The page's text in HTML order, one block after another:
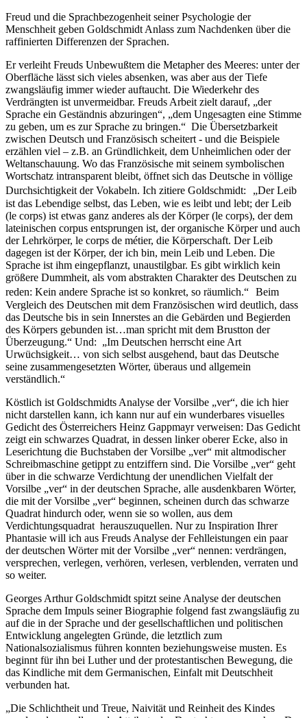
Freud und die Sprachbezogenheit seiner Psychologie der
Menschheit geben Goldschmidt Anlass zum Nachdenken über die
raffinierten Differenzen der Sprachen.
Er verleiht Freuds Unbewußtem die Metapher des Meeres: unter der
Oberfläche lässt sich vieles absenken, was aber aus der Tiefe
zwangsläufig immer wieder auftaucht. Die Wiederkehr des
Verdrängten ist unvermeidbar. Freuds Arbeit zielt darauf, „der
Sprache ein Geständnis abzuringen“, „dem Ungesagten eine Stimme
zu geben, um es zur Sprache zu bringen.“ Die Übersetzbarkeit
zwischen Deutsch und Französisch scheitert - und die Beispiele
erzählen viel – z.B. an Gründlichkeit, dem Unheimlichen oder der
Weltanschauung. Wo das Französische mit seinem symbolischen
Wortschatz intransparent bleibt, öffnet sich das Deutsche in völlige
Durchsichtigkeit der Vokabeln. Ich zitiere Goldschmidt: „Der Leib
ist das Lebendige selbst, das Leben, wie es leibt und lebt; der Leib
(le corps) ist etwas ganz anderes als der Körper (le corps), der dem
lateinischen corpus entsprungen ist, der organische Körper und auch
der Lehrkörper, le corps de métier, die Körperschaft. Der Leib
dagegen ist der Körper, der ich bin, mein Leib und Leben. Die
Sprache ist ihm eingepflanzt, unaustilgbar. Es gibt wirklich kein
größere Dummheit, als vom abstrakten Charakter des Deutschen zu
reden: Kein andere Sprache ist so konkret, so räumlich.“ Beim
Vergleich des Deutschen mit dem Französischen wird deutlich, dass
das Deutsche bis in sein Innerstes an die Gebärden und Begierden
des Körpers gebunden ist…man spricht mit dem Brustton der
Überzeugung.“ Und: „Im Deutschen herrscht eine Art
Urwüchsigkeit… von sich selbst ausgehend, baut das Deutsche
seine zusammengesetzten Wörter, überaus und allgemein
verständlich.“
Köstlich ist Goldschmidts Analyse der Vorsilbe „ver“, die ich hier
nicht darstellen kann, ich kann nur auf ein wunderbares visuelles
Gedicht des Österreichers Heinz Gappmayr verweisen: Das Gedicht
zeigt ein schwarzes Quadrat, in dessen linker oberer Ecke, also in
Leserichtung die Buchstaben der Vorsilbe „ver“ mit altmodischer
Schreibmaschine getippt zu entziffern sind. Die Vorsilbe „ver“ geht
über in die schwarze Verdichtung der unendlichen Vielfalt der
Vorsilbe „ver“ in der deutschen Sprache, alle ausdenkbaren Wörter,
die mit der Vorsilbe „ver“ beginnen, scheinen durch das schwarze
Quadrat hindurch oder, wenn sie so wollen, aus dem
Verdichtungsquadrat herauszuquellen. Nur zu Inspiration Ihrer
Phantasie will ich aus Freuds Analyse der Fehlleistungen ein paar
der deutschen Wörter mit der Vorsilbe „ver“ nennen: verdrängen,
versprechen, verlegen, verhören, verlesen, verblenden, verraten und
so weiter.
Georges Arthur Goldschmidt spitzt seine Analyse der deutschen
Sprache dem Impuls seiner Biographie folgend fast zwangsläufig zu
auf die in der Sprache und der gesellschaftlichen und politischen
Entwicklung angelegten Gründe, die letztlich zum
Nationalsozialismus führen konnten beziehungsweise musten. Es
beginnt für ihn bei Luther und der protestantischen Bewegung, die
das Kindliche mit dem Germanischen, Einfalt mit Deutschheit
verbunden hat.
„Die Schlichtheit und Treue, Naivität und Reinheit des Kindes